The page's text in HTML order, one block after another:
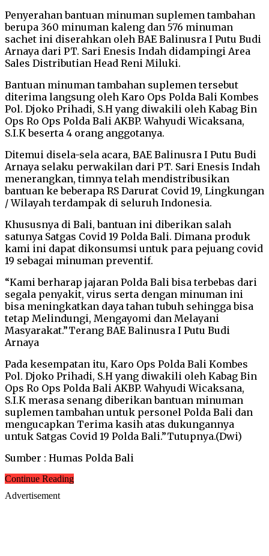
Penyerahan bantuan minuman suplemen tambahan
berupa 360 minuman kaleng dan 576 minuman
sachet ini diserahkan oleh BAE Balinusra I Putu Budi
Arnaya dari PT. Sari Enesis Indah didampingi Area
Sales Distributian Head Reni Miluki.
Bantuan minuman tambahan suplemen tersebut
diterima langsung oleh Karo Ops Polda Bali Kombes
Pol. Djoko Prihadi, S.H yang diwakili oleh Kabag Bin
Ops Ro Ops Polda Bali AKBP. Wahyudi Wicaksana,
S.I.K beserta 4 orang anggotanya.
Ditemui disela-sela acara, BAE Balinusra I Putu Budi
Arnaya selaku perwakilan dari PT. Sari Enesis Indah
menerangkan, timnya telah mendistribusikan
bantuan ke beberapa RS Darurat Covid 19, Lingkungan
/ Wilayah terdampak di seluruh Indonesia.
Khususnya di Bali, bantuan ini diberikan salah
satunya Satgas Covid 19 Polda Bali. Dimana produk
kami ini dapat dikonsumsi untuk para pejuang covid
19 sebagai minuman preventif.
“Kami berharap jajaran Polda Bali bisa terbebas dari
segala penyakit, virus serta dengan minuman ini
bisa meningkatkan daya tahan tubuh sehingga bisa
tetap Melindungi, Mengayomi dan Melayani
Masyarakat.”Terang BAE Balinusra I Putu Budi
Arnaya
Pada kesempatan itu, Karo Ops Polda Bali Kombes
Pol. Djoko Prihadi, S.H yang diwakili oleh Kabag Bin
Ops Ro Ops Polda Bali AKBP. Wahyudi Wicaksana,
S.I.K merasa senang diberikan bantuan minuman
suplemen tambahan untuk personel Polda Bali dan
mengucapkan Terima kasih atas dukungannya
untuk Satgas Covid 19 Polda Bali.”Tutupnya.(Dwi)
Sumber : Humas Polda Bali
Continue Reading
Advertisement